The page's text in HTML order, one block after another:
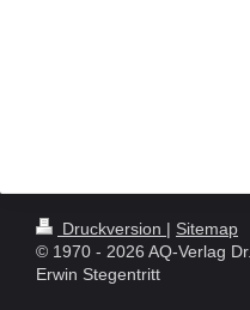
Druckversion | Sitemap
© 1970 - 2026 AQ-Verlag Dr.
Erwin Stegentritt